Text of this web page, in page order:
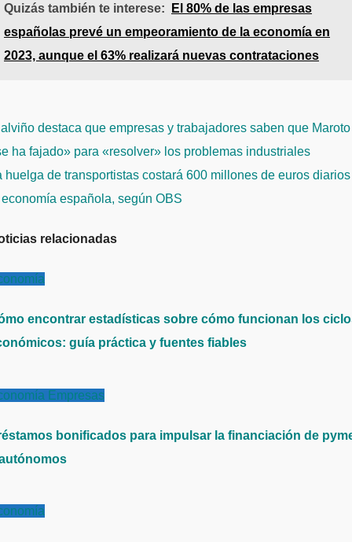
Quizás también te interese:
El 80% de las empresas
españolas prevé un empeoramiento de la economía en
2023, aunque el 63% realizará nuevas contrataciones
destaca que empresas y trabajadores saben que Maroto
ha fajado» para «resolver» los problemas industriales
huelga de transportistas costará 600 millones de euros
española, según OBS
relacionadas
encontrar estadísticas sobre cómo funcionan los
guía práctica y fuentes fiables
Empresas
bonificados para impulsar la financiación de